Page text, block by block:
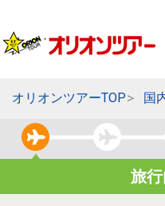
オリオンツアーTOP 国
旅